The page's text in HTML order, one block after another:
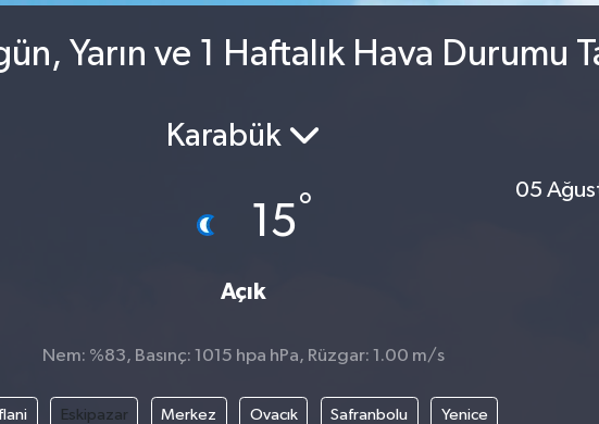
Yarın ve 1 Haftalık Hava Durumu
Karabük
15°
Açık
05
Nem: %83, Basınç: 1015 hpa hPa, Rüzgar: 1.00 m/s
Eskipazar Merkez Ovacık Safranbolu Yenice